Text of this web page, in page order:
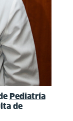
Pediatría
de